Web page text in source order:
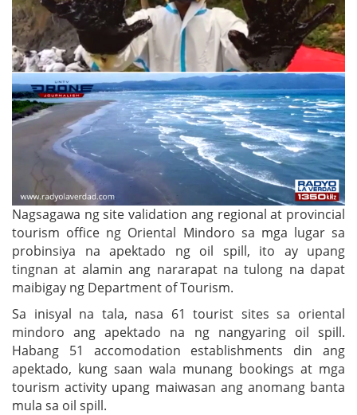
Nagsagawa ng site validation ang regional at provincial
tourism office ng Oriental Mindoro sa mga lugar sa
probinsiya na apektado ng oil spill, ito ay upang
tingnan at alamin ang nararapat na tulong na dapat
maibigay ng Department of Tourism.
Sa inisyal na tala, nasa 61 tourist sites sa oriental
mindoro ang apektado na ng nangyaring oil spill.
Habang 51 accomodation establishments din ang
apektado, kung saan wala munang bookings at mga
tourism activity upang maiwasan ang anomang banta
mula sa oil spill.